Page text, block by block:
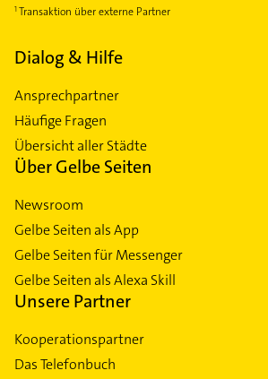
Transaktion über externe Partner
Dialog & Hilfe
Ansprechpartner
Häufige Fragen
Übersicht aller Städte
Über Gelbe Seiten
Newsroom
Gelbe Seiten als App
Gelbe Seiten für Messenger
Gelbe Seiten als Alexa Skill
Unsere Partner
Kooperationspartner
Das Telefonbuch